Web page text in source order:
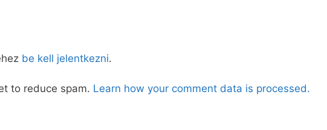
be kell jelentkezni.
to reduce spam. Learn how your comment data is processed.